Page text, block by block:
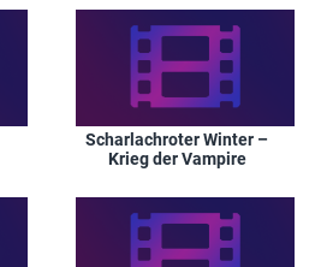
Scharlachroter Winter –
Krieg der Vampire